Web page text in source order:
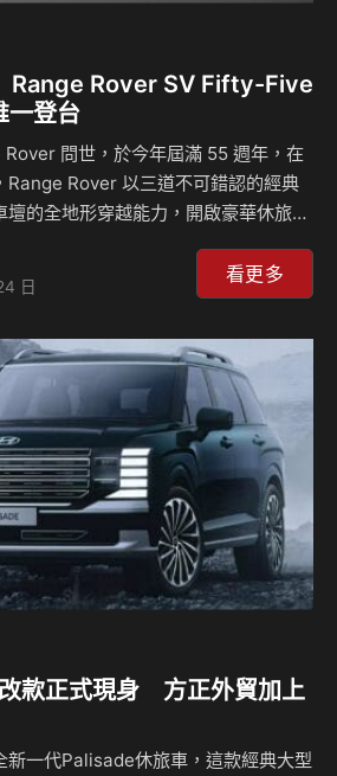
Rover SV Fifty-Five
一登台
問世，於今年屆滿 55 週年，在
Range Rover 以三道不可錯認的經典
的全地形穿越能力，開啟豪華休旅車
元素，透過 SV Bespoke 頂級客製化
的 Range Rover SV Fifty-Five，致敬
Five，建議售價新台幣 1,230 萬
Bespoke 專屬精選…
日
看更多
款正式現身 方正外貿加上
新一代Palisade休旅車，這款經典大型